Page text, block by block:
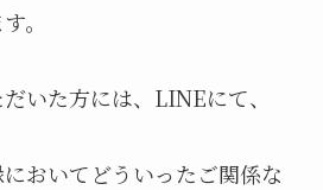
。
いた方には、LINEにて、
おいてどういったご関係な